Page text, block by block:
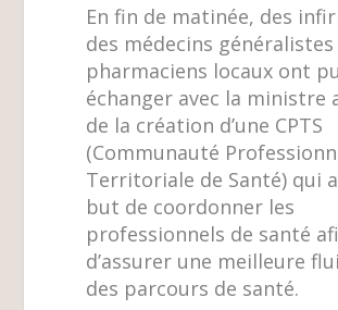
En fin de matinée, des
des médecins
pharmaciens locaux ont pu
échanger avec la ministre
de la création d’une CPTS
(Communauté
Territoriale de Santé) qui
but de coordonner les
professionnels de santé
d’assurer une meilleure
des parcours de santé.